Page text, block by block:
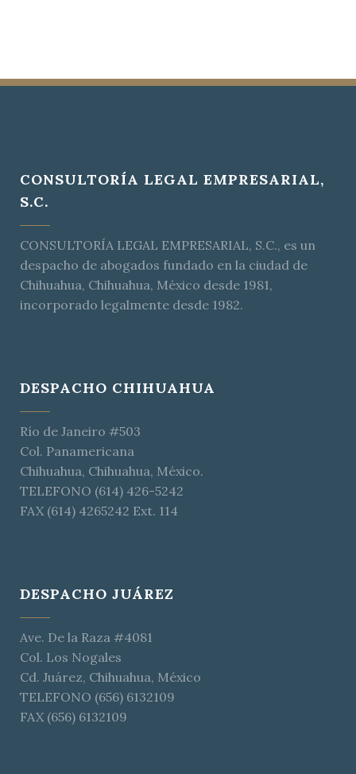
CONSULTORÍA LEGAL EMPRESARIAL,
S.C.
CONSULTORÍA LEGAL EMPRESARIAL, S.C., es un
despacho de abogados fundado en la ciudad de
Chihuahua, Chihuahua, México desde 1981,
incorporado legalmente desde 1982.
DESPACHO CHIHUAHUA
Río de Janeiro #503
Col. Panamericana
Chihuahua, Chihuahua, México.
TELEFONO (614) 426-5242
FAX (614) 4265242 Ext. 114
DESPACHO JUÁREZ
Ave. De la Raza #4081
Col. Los Nogales
Cd. Juárez, Chihuahua, México
TELEFONO (656) 6132109
FAX (656) 6132109